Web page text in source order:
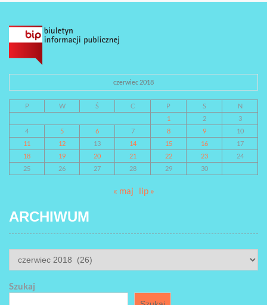
czerwiec 2018
P W Ś C P S
N
1
2
3
4
5 6 7 8 9
10
11
12 13 14 15 16
17
18
19 20 21 22 23
24
25
26 27 28 29 30
« maj lip »
ARCHIWUM
ARCHIWUM
Szukaj